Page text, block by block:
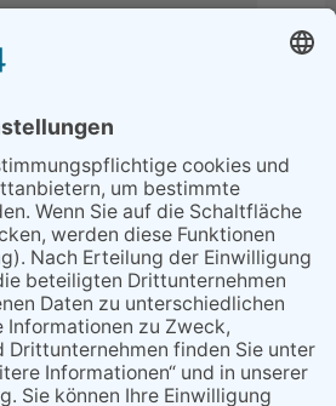
Sperrung B455: Kleiner
Grenzverkehr statt weite Wege
Wenn Bahn-Computer nicht
miteinander kommunizieren
"Plakatverbot für überregionale
Demos"
Gelbe Tonne – Ein kleiner Blick
über den Tellerand
Plastikersparnis durch Nutzung